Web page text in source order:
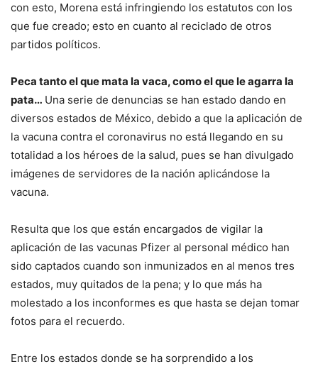
con esto, Morena está infringiendo los estatutos con los
que fue creado; esto en cuanto al reciclado de otros
partidos políticos.
Peca tanto el que mata la vaca, como el que le agarra la
pata… Una serie de denuncias se han estado dando en
diversos estados de México, debido a que la aplicación de
la vacuna contra el coronavirus no está llegando en su
totalidad a los héroes de la salud, pues se han divulgado
imágenes de servidores de la nación aplicándose la
vacuna.
Resulta que los que están encargados de vigilar la
aplicación de las vacunas Pfizer al personal médico han
sido captados cuando son inmunizados en al menos tres
estados, muy quitados de la pena; y lo que más ha
molestado a los inconformes es que hasta se dejan tomar
fotos para el recuerdo.
Entre los estados donde se ha sorprendido a los